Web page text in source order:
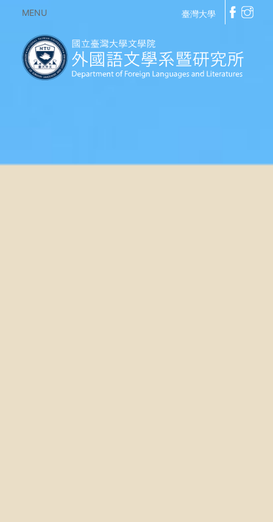
MENU 臺灣大學